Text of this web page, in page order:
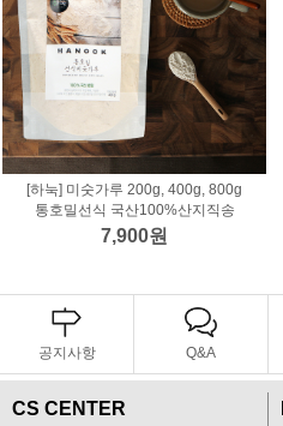
[하눅] 미숫가루 200g, 400g, 800g
통호밀선식 국산100%산지직송
7,900원
공지사항 Q&A
CS CENTER